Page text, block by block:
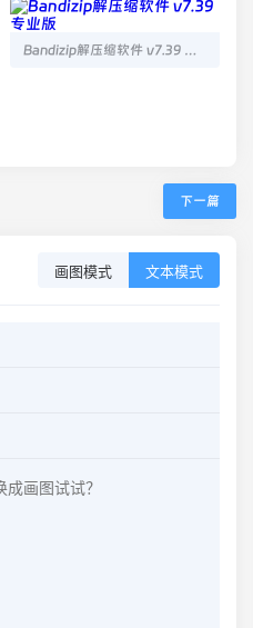
Bandizip解压缩软件 v7.39 专业版
下一篇
画图模式 文本模式